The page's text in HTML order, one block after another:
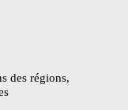
des régions,